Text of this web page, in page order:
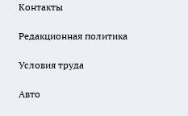
Контакты
Редакционная политика
Условия труда
Авто